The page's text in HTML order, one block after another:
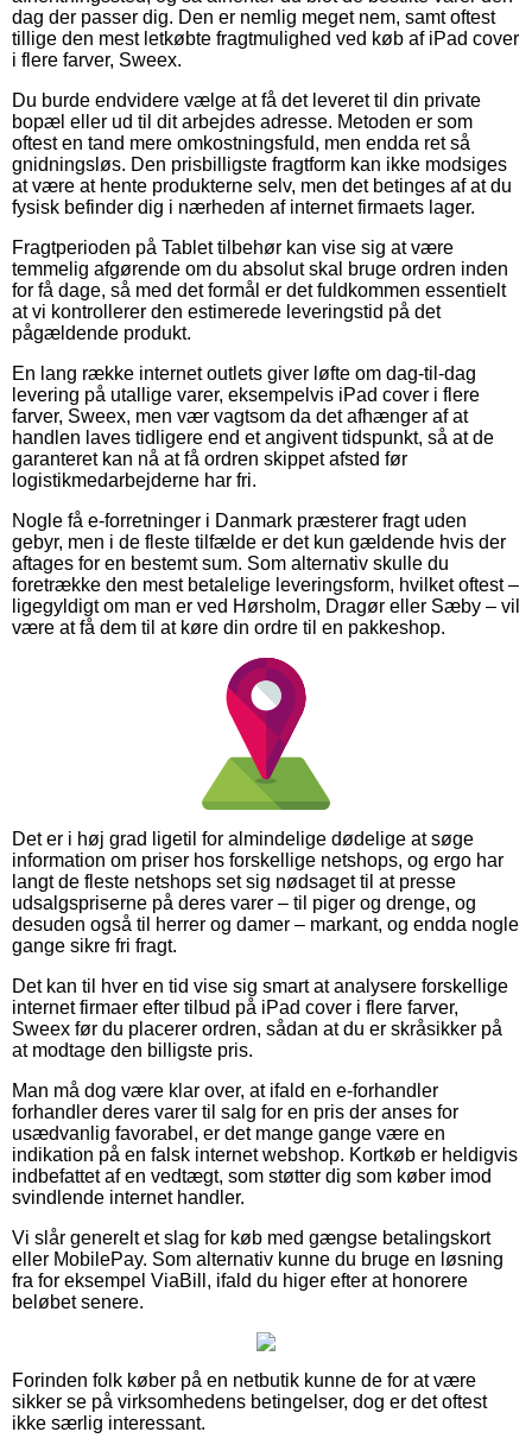
dag der passer dig. Den er nemlig meget nem, samt oftest
tillige den mest letkøbte fragtmulighed ved køb af iPad cover
i flere farver, Sweex.
Du burde endvidere vælge at få det leveret til din private
bopæl eller ud til dit arbejdes adresse. Metoden er som
oftest en tand mere omkostningsfuld, men endda ret så
gnidningsløs. Den prisbilligste fragtform kan ikke modsiges
at være at hente produkterne selv, men det betinges af at du
fysisk befinder dig i nærheden af internet firmaets lager.
Fragtperioden på Tablet tilbehør kan vise sig at være
temmelig afgørende om du absolut skal bruge ordren inden
for få dage, så med det formål er det fuldkommen essentielt
at vi kontrollerer den estimerede leveringstid på det
pågældende produkt.
En lang række internet outlets giver løfte om dag-til-dag
levering på utallige varer, eksempelvis iPad cover i flere
farver, Sweex, men vær vagtsom da det afhænger af at
handlen laves tidligere end et angivent tidspunkt, så at de
garanteret kan nå at få ordren skippet afsted før
logistikmedarbejderne har fri.
Nogle få e-forretninger i Danmark præsterer fragt uden
gebyr, men i de fleste tilfælde er det kun gældende hvis der
aftages for en bestemt sum. Som alternativ skulle du
foretrække den mest betalelige leveringsform, hvilket oftest –
ligegyldigt om man er ved Hørsholm, Dragør eller Sæby – vil
være at få dem til at køre din ordre til en pakkeshop.
Det er i høj grad ligetil for almindelige dødelige at søge
information om priser hos forskellige netshops, og ergo har
langt de fleste netshops set sig nødsaget til at presse
udsalgspriserne på deres varer – til piger og drenge, og
desuden også til herrer og damer – markant, og endda nogle
gange sikre fri fragt.
Det kan til hver en tid vise sig smart at analysere forskellige
internet firmaer efter tilbud på iPad cover i flere farver,
Sweex før du placerer ordren, sådan at du er skråsikker på
at modtage den billigste pris.
Man må dog være klar over, at ifald en e-forhandler
forhandler deres varer til salg for en pris der anses for
usædvanlig favorabel, er det mange gange være en
indikation på en falsk internet webshop. Kortkøb er heldigvis
indbefattet af en vedtægt, som støtter dig som køber imod
svindlende internet handler.
Vi slår generelt et slag for køb med gængse betalingskort
eller MobilePay. Som alternativ kunne du bruge en løsning
fra for eksempel ViaBill, ifald du higer efter at honorere
beløbet senere.
Forinden folk køber på en netbutik kunne de for at være
sikker se på virksomhedens betingelser, dog er det oftest
ikke særlig interessant.